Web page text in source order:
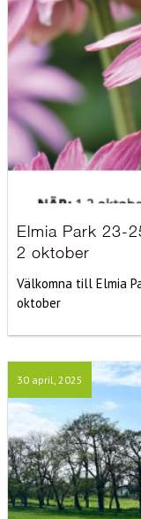
Elmia Park 23-
2 oktober
Välkomna till Elmia
oktober
30 april, 2025